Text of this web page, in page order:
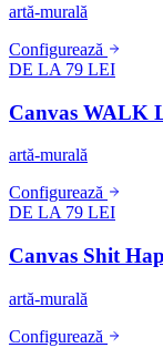
artă-murală
Configurează
DE LA 79 LEI
Canvas WALK
artă-murală
Configurează
DE LA 79 LEI
Canvas Shit
artă-murală
Configurează